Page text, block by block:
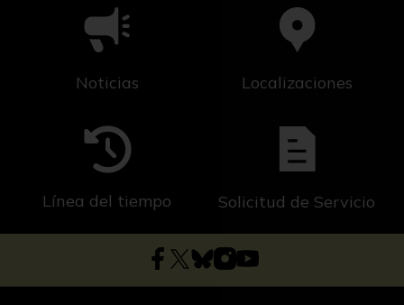
Noticias Localizaciones
Línea del tiempo Solicitud de Servicio